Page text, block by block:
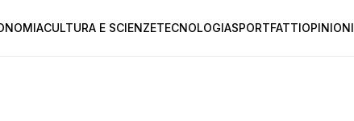
CULTURA E SCIENZETECNOLOGIASPORTFATTIOPINIONI